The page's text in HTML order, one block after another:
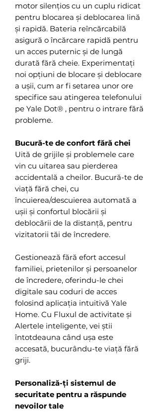
motor silențios cu un cuplu ridicat
pentru blocarea și deblocarea lină
și rapidă. Bateria reîncărcabilă
asigură o încărcare rapidă pentru
un acces puternic și de lungă
durată fără cheie. Experimentați
noi opțiuni de blocare și deblocare
a ușii, cum ar fi setarea unor ore
specifice sau atingerea telefonului
pe Yale Dot® , pentru o intrare fără
probleme.
Bucură-te de confort fără chei
Uită de grijile și problemele care
vin cu uitarea sau pierderea
accidentală a cheilor. Bucură-te de
viață fără chei, cu
încuierea/descuierea automată a
ușii și confortul blocării și
deblocării de la distanță, pentru
vizitatorii tăi de încredere.
Gestionează fără efort accesul
familiei, prietenilor și persoanelor
de încredere, oferindu-le chei
digitale sau coduri de acces
folosind aplicația intuitivă Yale
Home. Cu Fluxul de activitate și
Alertele inteligente, vei știi
întotdeauna când ușa este
accesată, bucurându-te viață fără
griji.
Personaliză-ți sistemul de
securitate pentru a răspunde
nevoilor tale